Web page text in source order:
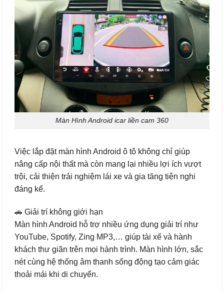
Màn Hình Android icar liền cam 360
Việc lắp đặt màn hình Android ô tô không chỉ giúp
nâng cấp nội thất mà còn mang lại nhiều lợi ích vượt
trội, cải thiện trải nghiệm lái xe và gia tăng tiện nghi
đáng kể.
🚗 Giải trí không giới hạn
Màn hình Android hỗ trợ nhiều ứng dụng giải trí như
YouTube, Spotify, Zing MP3,… giúp tài xế và hành
khách thư giãn trên mọi hành trình. Màn hình lớn, sắc
nét cùng hệ thống âm thanh sống động tạo cảm giác
thoải mái khi di chuyển.